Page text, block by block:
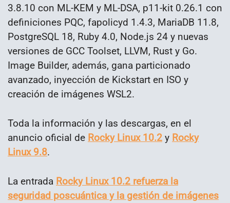
3.8.10 con ML-KEM y ML-DSA, p11-kit 0.26.1 con
definiciones PQC, fapolicyd 1.4.3, MariaDB 11.8,
PostgreSQL 18, Ruby 4.0, Node.js 24 y nuevas
versiones de GCC Toolset, LLVM, Rust y Go.
Image Builder, además, gana particionado
avanzado, inyección de Kickstart en ISO y
creación de imágenes WSL2.
Toda la información y las descargas, en el
anuncio oficial de Rocky Linux 10.2 y Rocky
Linux 9.8.
La entrada Rocky Linux 10.2 refuerza la
seguridad poscuántica y la gestión de imágenes